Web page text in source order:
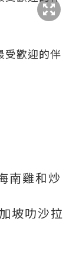
南雞和炒
坡叻沙拉